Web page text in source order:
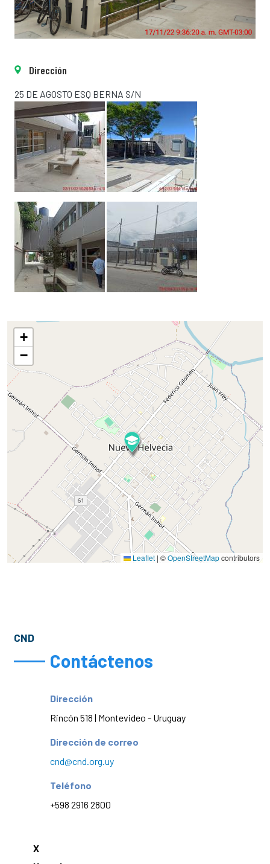
Dirección
25 DE AGOSTO ESQ BERNA S/N
+
−
Leaflet | ©OpenStreetMapcontributors
CND
Contáctenos
Dirección
Rincón 518 | Montevideo - Uruguay
Dirección de correo
cnd@cnd.org.uy
Teléfono
+598 2916 2800
X